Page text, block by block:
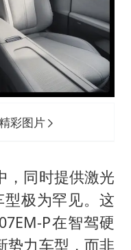
彩图片
，同时提供激光
极为罕见。这
P在智驾硬
势力车型，而非